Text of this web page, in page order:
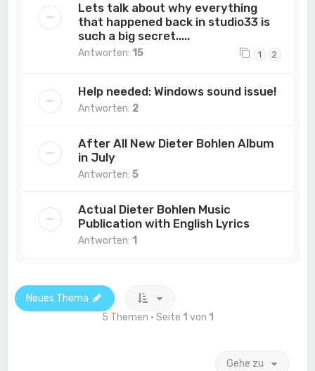
Lets talk about why everything
that happened back in studio33 is
such a big secret.....
Antworten: 15 1 2
Help needed: Windows sound issue!
Antworten: 2
After All New Dieter Bohlen Album
in July
Antworten:5
Actual Dieter Bohlen Music
Publication with English Lyrics
Antworten: 1
Neues Thema
5 Themen • Seite 1 von 1
Gehe zu